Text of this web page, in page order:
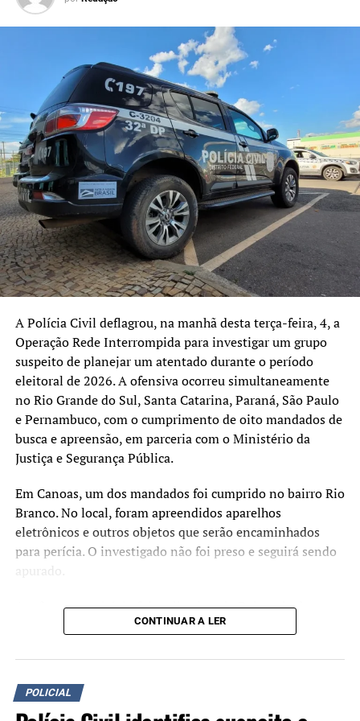
liberação do trânsito.
A Polícia Civil deflagrou, na manhã desta terça-feira, 4, a
Operação Rede Interrompida para investigar um grupo
suspeito de planejar um atentado durante o período
eleitoral de 2026. A ofensiva ocorreu simultaneamente
no Rio Grande do Sul, Santa Catarina, Paraná, São Paulo
e Pernambuco, com o cumprimento de oito mandados de
busca e apreensão, em parceria com o Ministério da
Justiça e Segurança Pública.
Em Canoas, um dos mandados foi cumprido no bairro Rio
Branco. No local, foram apreendidos aparelhos
eletrônicos e outros objetos que serão encaminhados
para perícia. O investigado não foi preso e seguirá sendo
apurado.
A ação no município foi realizada pela Delegacia de
Repressão às Ações Criminosas Organizadas (Draco) de
Civil do Distrito Federal.
Segundo a Polícia Civil, as investigações apontam que
CONTINUAR A LER
POLICIAL